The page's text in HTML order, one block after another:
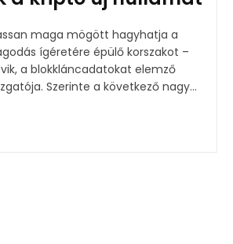
maga mögött hagyhatja a
ígéretére épülő korszakot –
a blokkláncadatokat elemző
Nansen vezérigazgatója. Szerinte a következő nagy...